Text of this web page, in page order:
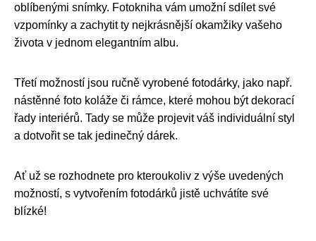
oblíbenými snímky. Fotokniha vám umožní sdílet své
vzpomínky a zachytit ty nejkrásnější okamžiky vašeho
života v jednom elegantním albu.
Třetí možností jsou ručně vyrobené fotodárky, jako např.
nástěnné foto koláže či rámce, které mohou být dekorací
řady interiérů. Tady se může projevit váš individuální styl
a dotvořit se tak jedinečný dárek.
Ať už se rozhodnete pro kteroukoliv z výše uvedených
možností, s vytvořením fotodárků jistě uchvátíte své
blízké!